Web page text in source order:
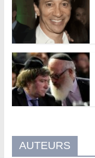
AUTEURS